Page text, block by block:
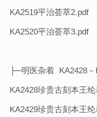
KA2519平治荟萃2.pdf
KA2520平治荟萃3.pdf
├─明医杂着 KA2428－
KA2428珍贵古刻本王
KA2429珍贵古刻本王